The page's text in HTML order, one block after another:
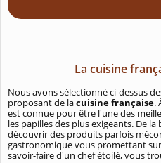
La cuisine
Nous avons sélectionné ci-dessus
proposant de lacuisine française.
est connue pour être l'une des
les papilles des plus exigeants. De
découvrir des produits parfois
gastronomique vous promettant
savoir-faire d'un chef étoilé, vous